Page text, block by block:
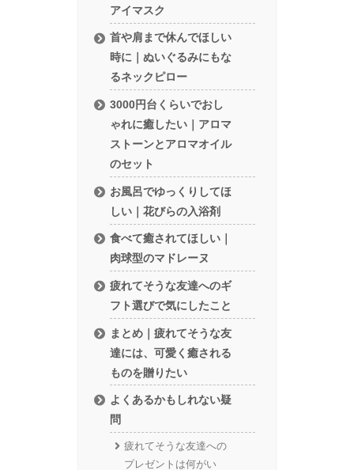
アイマスク
首や肩まで休んでほしい
時に｜ぬいぐるみにもな
るネックピロー
3000円台くらいでおし
ゃれに癒したい｜アロマ
ストーンとアロマオイル
のセット
お風呂でゆっくりしてほ
しい｜花びらの入浴剤
食べて癒されてほしい｜
肉球型のマドレーヌ
疲れてそうな友達へのギ
フト選びで気にしたこと
まとめ｜疲れてそうな友
達には、可愛く癒される
ものを贈りたい
よくあるかもしれない疑
問
疲れてそうな友達への
プレゼントは何がい